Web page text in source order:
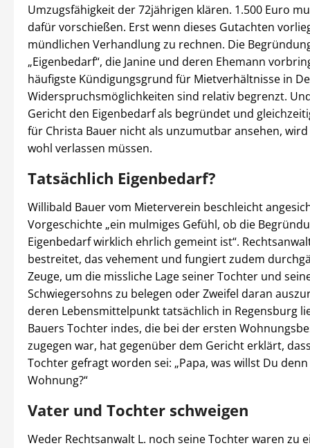
Umzugsfähigkeit der 72jährigen klären. 1.500 Euro
dafür vorschießen. Erst wenn dieses Gutachten
mündlichen Verhandlung zu rechnen. Die
„Eigenbedarf“, die Janine und deren Ehemann
häufigste Kündigungsgrund für Mietverhältnisse in
Widerspruchsmöglichkeiten sind relativ begrenzt.
Gericht den Eigenbedarf als begründet und
für Christa Bauer nicht als unzumutbar ansehen, wird
wohl verlassen müssen.
Tatsächlich Eigenbedarf?
Willibald Bauer vom Mieterverein beschleicht
Vorgeschichte „ein mulmiges Gefühl, ob die
Eigenbedarf wirklich ehrlich gemeint ist“.
bestreitet, das vehement und fungiert zudem
Zeuge, um die missliche Lage seiner Tochter und
Schwiegersohns zu belegen oder Zweifel daran
deren Lebensmittelpunkt tatsächlich in Regensburg
Bauers Tochter indes, die bei der ersten
zugegen war, hat gegenüber dem Gericht erklärt,
Tochter gefragt worden sei: „Papa, was willst Du
Wohnung?“
Vater und Tochter schweigen
Weder Rechtsanwalt L. noch seine Tochter waren zu